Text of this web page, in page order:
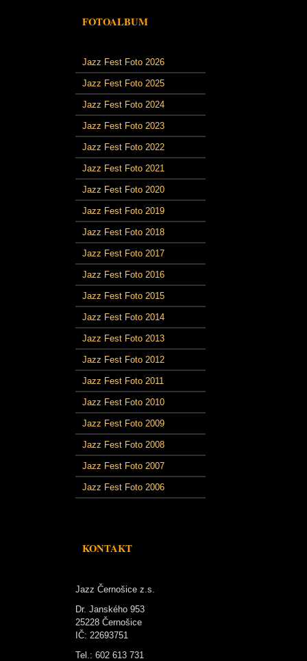
FOTOALBUM
Jazz Fest Foto 2026
Jazz Fest Foto 2025
Jazz Fest Foto 2024
Jazz Fest Foto 2023
Jazz Fest Foto 2022
Jazz Fest Foto 2021
Jazz Fest Foto 2020
Jazz Fest Foto 2019
Jazz Fest Foto 2018
Jazz Fest Foto 2017
Jazz Fest Foto 2016
Jazz Fest Foto 2015
Jazz Fest Foto 2014
Jazz Fest Foto 2013
Jazz Fest Foto 2012
Jazz Fest Foto 2011
Jazz Fest Foto 2010
Jazz Fest Foto 2009
Jazz Fest Foto 2008
Jazz Fest Foto 2007
Jazz Fest Foto 2006
KONTAKT
Jazz Černošice z.s.
Dr. Janského 953
25228 Černošice
IČ: 22693751
Tel.: 602 613 731